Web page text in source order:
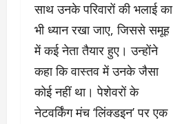
साथ उनके परिवारों की भलाई का
भी ध्यान रखा जाए, जिससे समूह
में कई नेता तैयार हुए। उन्होंने
कहा कि वास्तव में उनके जैसा
कोई नहीं था। पेशेवरों के
नेटवर्किंग मंच ‘लिंक्डइन’ पर एक